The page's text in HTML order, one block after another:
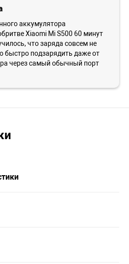
аккумулятора
Xiaomi Mi S500 60 минут
что заряда совсем не
быстро подзарядить даже от
через самый обычный порт